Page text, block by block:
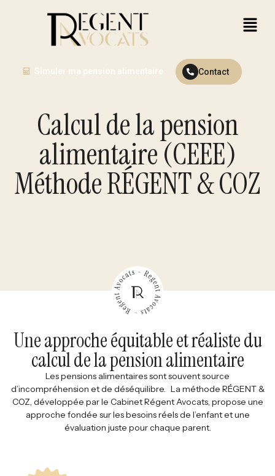
Simuler ma pension alimentaire Contact
Calcul de la pension
alimentaire (CEEE)
Méthode RÉGENT & COZ
Une approche équitable et réaliste du
calcul de la pension alimentaire
Les pensions alimentaires sont souvent source
d’incompréhension et de déséquilibre. La méthode RÉGENT &
COZ, développée par le Cabinet Régent Avocats, propose une
approche fondée sur les besoins réels de l’enfant et une
évaluation juste pour chaque parent.